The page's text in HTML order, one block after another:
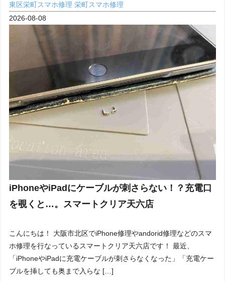
東区栄町スマホ修理栄町スマホ修理
2026-08-08
iPhoneやiPadにケーブルが刺さらない！？充電口
を覗くと…。スマートクリア天六店
こんにちは！ 大阪市北区でiPhone修理やandorid修理などのスマ
ホ修理を行なっているスマートクリア天六店です！ 最近、
「iPhoneやiPadに充電ケーブルが刺さらなくなった」「充電ケー
ブルを挿しても奥まで入らな […]